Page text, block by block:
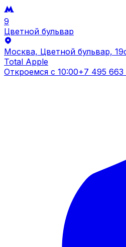
9
Цветной бульвар
Москва, Цветной бульвар,
Total Apple
Откроемся с 10:00+7 495 663